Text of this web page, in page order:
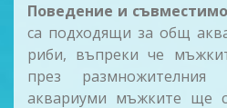
Поведение и
са подходящи за общ
риби, въпреки че
през
аквариуми мъжките ще